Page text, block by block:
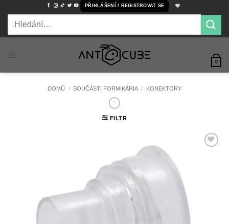
PŘIHLÁŠENÍ / REGISTROVAT SE
Hledat:
0
DOMŮ / SOUČÁSTI FORMIKÁRIA / KONEKTORY
FILTR